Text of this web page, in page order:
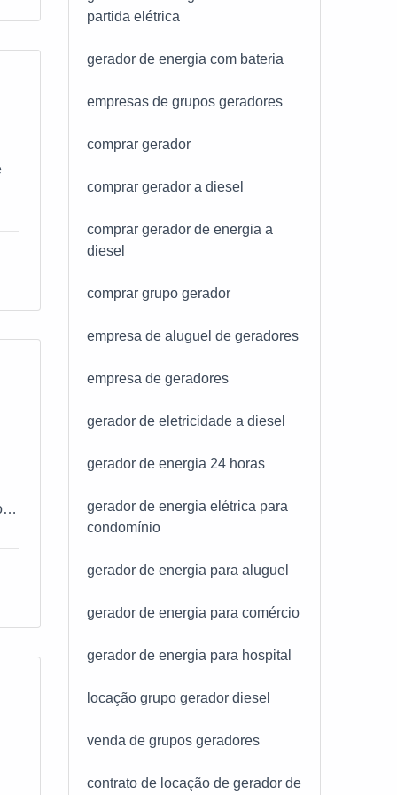
partida elétrica
gerador de energia com bateria
empresas de grupos geradores
comprar gerador
comprar gerador a diesel
comprar gerador de energia a
diesel
comprar grupo gerador
empresa de aluguel de geradores
empresa de geradores
gerador de eletricidade a diesel
gerador de energia 24 horas
gerador de energia elétrica para
condomínio
gerador de energia para aluguel
gerador de energia para comércio
gerador de energia para hospital
locação grupo gerador diesel
venda de grupos geradores
contrato de locação de gerador de